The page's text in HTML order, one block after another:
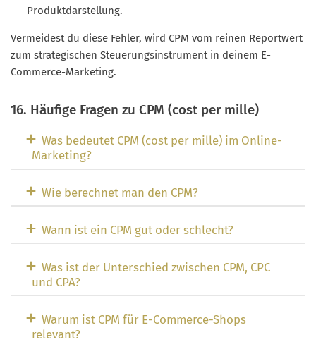
Produktdarstellung.
Vermeidest du diese Fehler, wird CPM vom reinen Reportwert
zum strategischen Steuerungsinstrument in deinem E-
Commerce-Marketing.
16. Häufige Fragen zu CPM (cost per mille)
Was bedeutet CPM (cost per mille) im Online-
Marketing?
Wie berechnet man den CPM?
Wann ist ein CPM gut oder schlecht?
Was ist der Unterschied zwischen CPM, CPC
und CPA?
Warum ist CPM für E-Commerce-Shops
relevant?